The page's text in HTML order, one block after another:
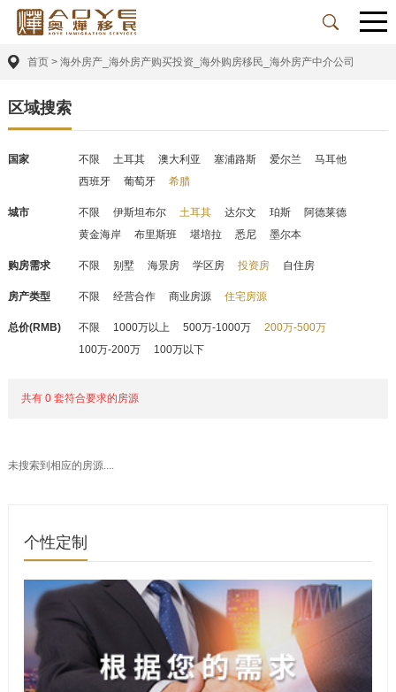
首页 > 海外房产_海外房产购买投资_海外购房移民_海外房产中介公司
区域搜索
国家 不限 土耳其 澳大利亚 塞浦路斯 爱尔兰
马耳他
西班牙
葡萄牙 希腊
城市 不限 伊斯坦布尔 土耳其 达尔文 珀斯
阿德莱德
黄金海岸
布里斯班 堪培拉 悉尼 墨尔本
购房需求 不限 别墅 海景房 学区房 投资房 自住房
房产类型 不限 经营合作 商业房源 住宅房源
总价(RMB) 不限 1000万以上 500万-1000万
200万-500万
100万-200万
100万以下
共有 0 套符合要求的房源
未搜索到相应的房源....
个性定制